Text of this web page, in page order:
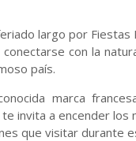
largo por
con la
país.
marca
invita a encender
que visitar durante